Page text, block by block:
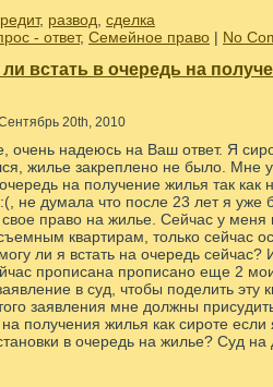
, развод сделка
- ответ, Семейное право | No
встать в очередь на
20th, 2010
очень надеюсь на Ваш ответ. Я
жилье закреплено не было. Мне
на получение жилья так как
не думала что после 23 лет я уже
свое право на жилье. Сейчас у меня
квартирам, только сейчас
ли я встать на очередь сейчас?
прописана прописано еще 2
в суд, чтобы поделить эту
заявления мне должны
получения жилья как сироте если
в очередь на жилье? Суд